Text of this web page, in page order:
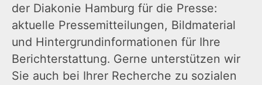
der Diakonie Hamburg für die Presse:
aktuelle Pressemitteilungen, Bildmaterial
und Hintergrundinformationen für Ihre
Berichterstattung. Gerne unterstützen wir
Sie auch bei Ihrer Recherche zu sozialen